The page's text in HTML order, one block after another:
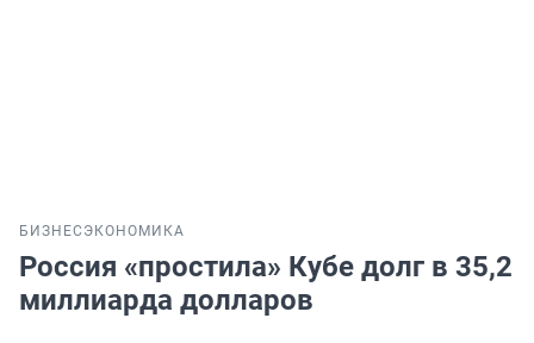
БИЗНЕС ЭКОНОМИКА
Россия «простила» Кубе долг в 35,2
миллиарда долларов